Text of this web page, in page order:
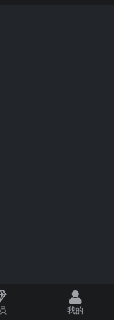
我的